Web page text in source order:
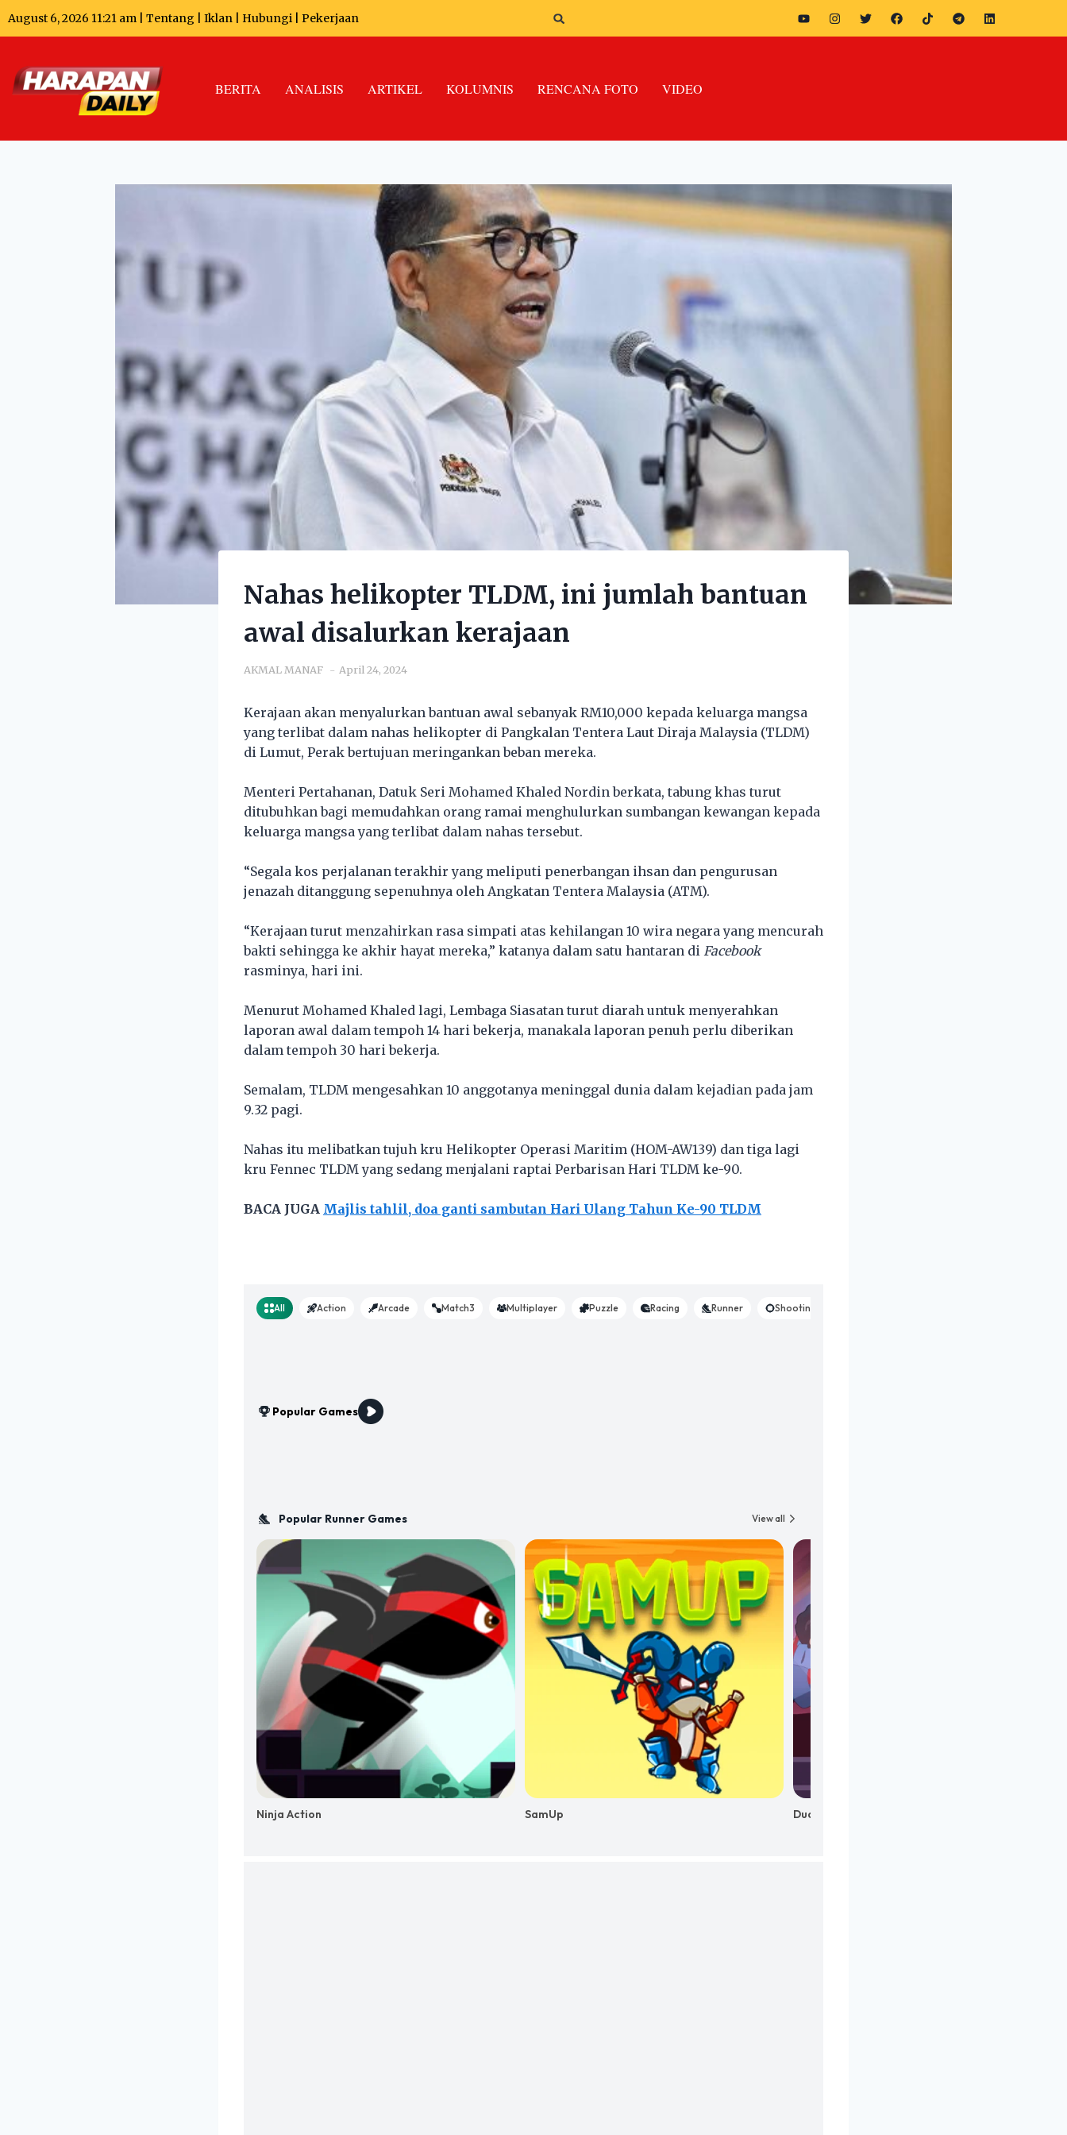
August 6, 2026 11:21 am | Tentang Iklan Hubungi Pekerjaan
BERITA ANALISIS ARTIKEL KOLUMNIS RENCANA FOTO VIDEO
Nahas helikopter TLDM, ini jumlah bantuan
awal disalurkan kerajaan
AKMAL MANAF April 24, 2024
Kerajaan akan menyalurkan bantuan awal sebanyak RM10,000 kepada keluarga mangsa
yang terlibat dalam nahas helikopter di Pangkalan Tentera Laut Diraja Malaysia (TLDM)
di Lumut, Perak bertujuan meringankan beban mereka.
Menteri Pertahanan, Datuk Seri Mohamed Khaled Nordin berkata, tabung khas turut
ditubuhkan bagi memudahkan orang ramai menghulurkan sumbangan kewangan kepada
keluarga mangsa yang terlibat dalam nahas tersebut.
“Segala kos perjalanan terakhir yang meliputi penerbangan ihsan dan pengurusan
jenazah ditanggung sepenuhnya oleh Angkatan Tentera Malaysia (ATM).
“Kerajaan turut menzahirkan rasa simpati atas kehilangan 10 wira negara yang mencurah
bakti sehingga ke akhir hayat mereka,” katanya dalam satu hantaran di Facebook
rasminya, hari ini.
Menurut Mohamed Khaled lagi, Lembaga Siasatan turut diarah untuk menyerahkan
laporan awal dalam tempoh 14 hari bekerja, manakala laporan penuh perlu diberikan
dalam tempoh 30 hari bekerja.
Semalam, TLDM mengesahkan 10 anggotanya meninggal dunia dalam kejadian pada jam
9.32 pagi.
Nahas itu melibatkan tujuh kru Helikopter Operasi Maritim (HOM-AW139) dan tiga lagi
kru Fennec TLDM yang sedang menjalani raptai Perbarisan Hari TLDM ke-90.
BACA JUGA Majlis tahlil, doa ganti sambutan Hari Ulang Tahun Ke-90 TLDM